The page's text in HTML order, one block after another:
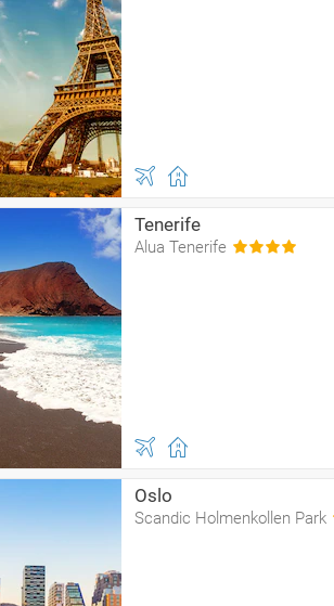
Tenerife
Alua Tenerife
Oslo
Scandic Holmenkollen Park